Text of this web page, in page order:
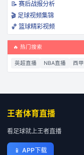
📝 赛后战报分析
🎬 足球视频集锦
🏀 篮球精彩视频
🔥 热门搜索
英超直播 NBA直播 西
王者体育直播
看足球就上王者直播
📱 APP下载